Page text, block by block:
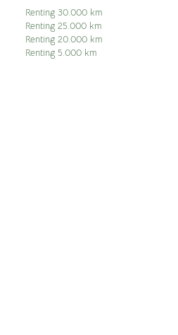
Renting 30.000 km
Renting 25.000 km
Renting 20.000 km
Renting 5.000 km